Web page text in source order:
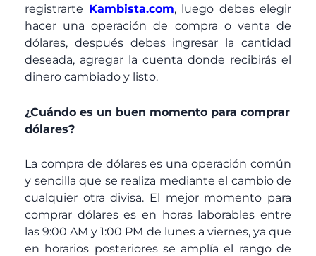
registrarte Kambista.com, luego debes elegir
hacer una operación de compra o venta de
dólares, después debes ingresar la cantidad
deseada, agregar la cuenta donde recibirás el
dinero cambiado y listo.
¿Cuándo es un buen momento para comprar
dólares?
La compra de dólares es una operación común
y sencilla que se realiza mediante el cambio de
cualquier otra divisa. El mejor momento para
comprar dólares es en horas laborables entre
las 9:00 AM y 1:00 PM de lunes a viernes, ya que
en horarios posteriores se amplía el rango de